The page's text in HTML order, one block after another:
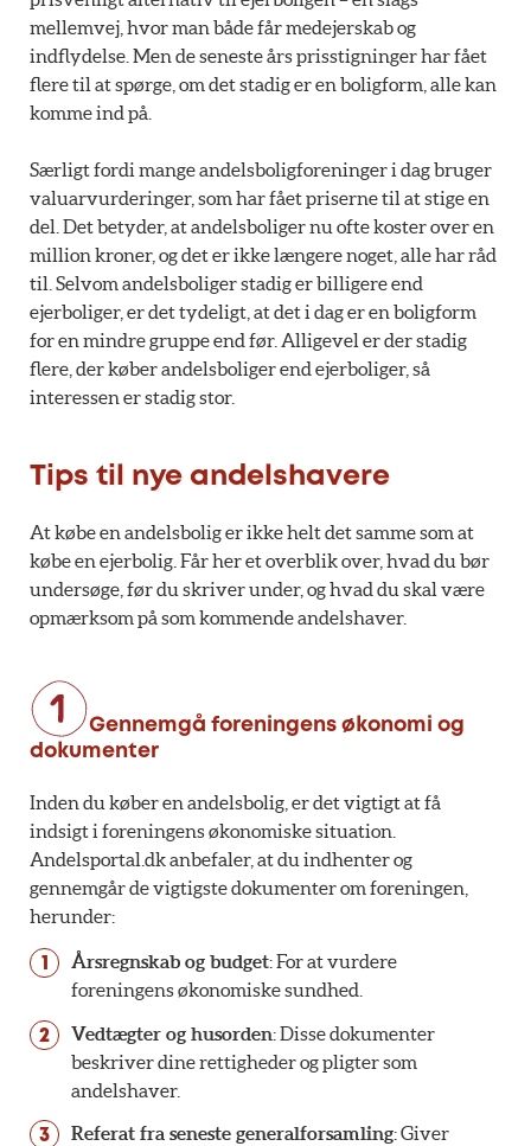
mellemvej, hvor man både får medejerskab og
indflydelse. Men de seneste års prisstigninger har fået
flere til at spørge, om det stadig er en boligform, alle kan
komme ind på.
Særligt fordi mange andelsboligforeninger i dag bruger
valuarvurderinger, som har fået priserne til at stige en
del. Det betyder, at andelsboliger nu ofte koster over en
million kroner, og det er ikke længere noget, alle har råd
til. Selvom andelsboliger stadig er billigere end
ejerboliger, er det tydeligt, at det i dag er en boligform
for en mindre gruppe end før. Alligevel er der stadig
flere, der køber andelsboliger end ejerboliger, så
interessen er stadig stor.
Tips til nye andelshavere
At købe en andelsbolig er ikke helt det samme som at
købe en ejerbolig. Får her et overblik over, hvad du bør
undersøge, før du skriver under, og hvad du skal være
opmærksom på som kommende andelshaver.
Gennemgå foreningens økonomi og
dokumenter
Inden du køber en andelsbolig, er det vigtigt at få
indsigt i foreningens økonomiske situation.
Andelsportal.dk anbefaler, at du indhenter og
gennemgår de vigtigste dokumenter om foreningen,
herunder:
Årsregnskab og budget: For at vurdere
foreningens økonomiske sundhed.
Vedtægter og husorden: Disse dokumenter
beskriver dine rettigheder og pligter som
andelshaver.
Referat fra seneste generalforsamling: Giver